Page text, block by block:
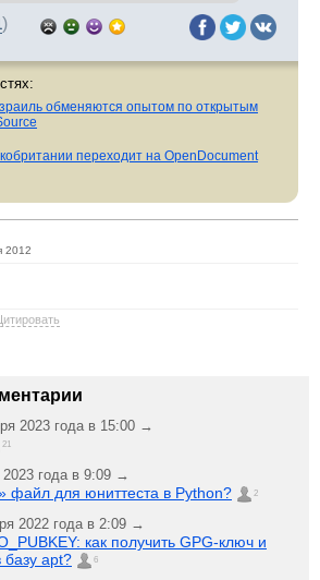
)
обменяются опытом по открытым
переходит на OpenDocument
2012
2023 года в 15:00 →
21
года в 9:09 →
файл для юниттеста в Python? 2
2022 года в 2:09 →
как получить GPG-ключ и
базу apt?
6